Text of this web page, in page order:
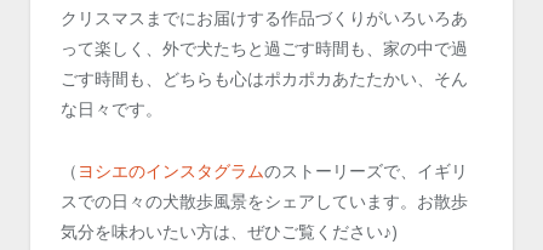
クリスマスまでにお届けする作品づくりがいろいろあ
って楽しく、外で犬たちと過ごす時間も、家の中で過
ごす時間も、どちらも心はポカポカあたたかい、そん
な日々です。
（ ヨシエのインスタグラムのストーリーズで、イギリ
スでの日々の犬散歩風景をシェアしています。お散歩
気分を味わいたい方は、ぜひご覧ください♪)